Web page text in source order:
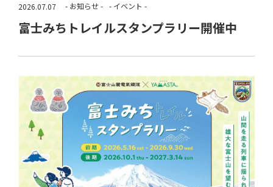
2026.07.07 - お知らせ - - イベント -
富士みちトレイルスタンプラリー開催中